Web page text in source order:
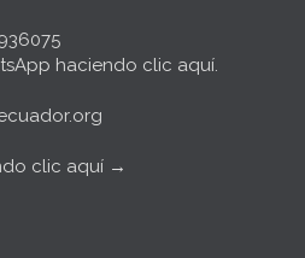
haciendo clic aquí.
clic aquí →